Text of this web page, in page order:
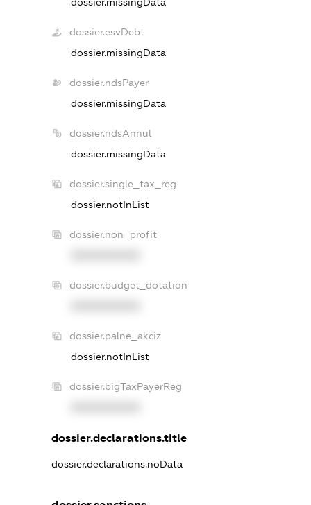
dossier.esvDebt
dossier.missingData
dossier.ndsPayer
dossier.missingData
dossier.ndsAnnul
dossier.missingData
dossier.single_tax_reg
dossier.notInList
dossier.non_profit
dossier.budget_dotation
dossier.palne_akciz
dossier.notInList
dossier.bigTaxPayerReg
dossier.declarations.title
dossier.declarations.noData